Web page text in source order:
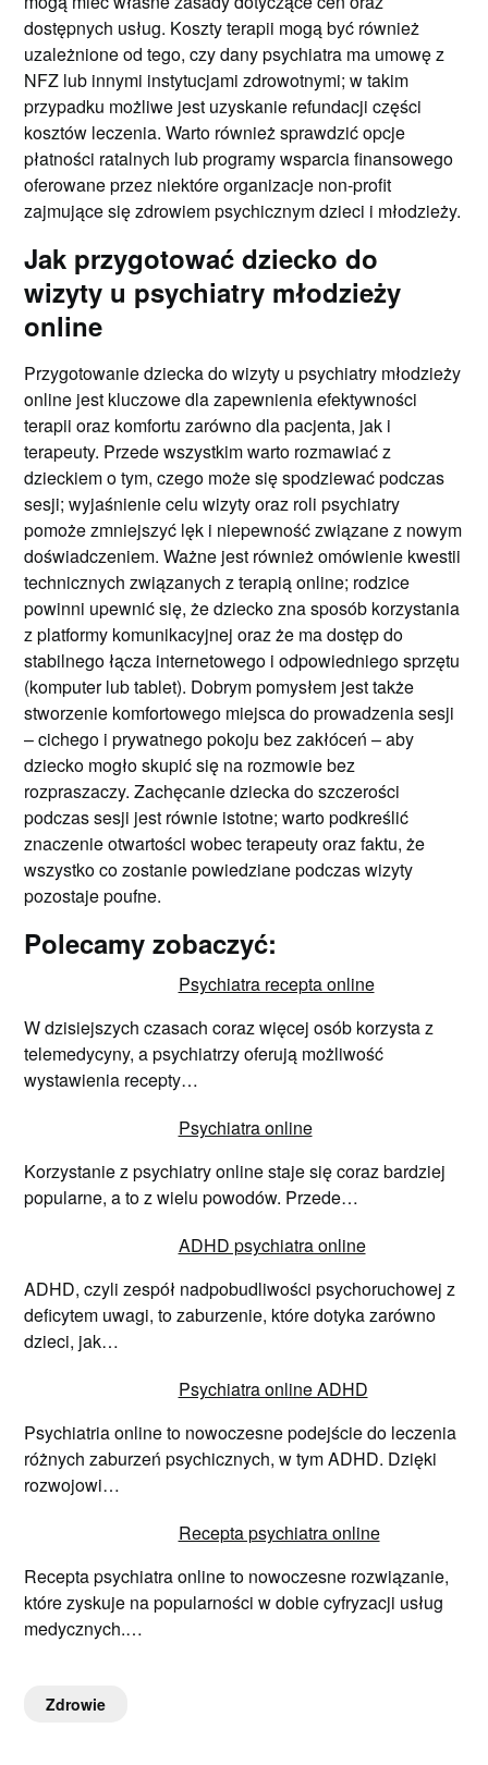
dostępnych usług. Koszty terapii mogą być również
uzależnione od tego, czy dany psychiatra ma umowę z
NFZ lub innymi instytucjami zdrowotnymi; w takim
przypadku możliwe jest uzyskanie refundacji części
kosztów leczenia. Warto również sprawdzić opcje
płatności ratalnych lub programy wsparcia finansowego
oferowane przez niektóre organizacje non-profit
zajmujące się zdrowiem psychicznym dzieci i młodzieży.
Jak przygotować dziecko do
wizyty u psychiatry młodzieży
online
Przygotowanie dziecka do wizyty u psychiatry młodzieży
online jest kluczowe dla zapewnienia efektywności
terapii oraz komfortu zarówno dla pacjenta, jak i
terapeuty. Przede wszystkim warto rozmawiać z
dzieckiem o tym, czego może się spodziewać podczas
sesji; wyjaśnienie celu wizyty oraz roli psychiatry
pomoże zmniejszyć lęk i niepewność związane z nowym
doświadczeniem. Ważne jest również omówienie kwestii
technicznych związanych z terapią online; rodzice
powinni upewnić się, że dziecko zna sposób korzystania
z platformy komunikacyjnej oraz że ma dostęp do
stabilnego łącza internetowego i odpowiedniego sprzętu
(komputer lub tablet). Dobrym pomysłem jest także
stworzenie komfortowego miejsca do prowadzenia sesji
– cichego i prywatnego pokoju bez zakłóceń – aby
dziecko mogło skupić się na rozmowie bez
rozpraszaczy. Zachęcanie dziecka do szczerości
podczas sesji jest równie istotne; warto podkreślić
znaczenie otwartości wobec terapeuty oraz faktu, że
wszystko co zostanie powiedziane podczas wizyty
pozostaje poufne.
Polecamy zobaczyć:
Psychiatra recepta online
W dzisiejszych czasach coraz więcej osób korzysta z
telemedycyny, a psychiatrzy oferują możliwość
wystawienia recepty…
Psychiatra online
Korzystanie z psychiatry online staje się coraz bardziej
popularne, a to z wielu powodów. Przede…
ADHD psychiatra online
ADHD, czyli zespół nadpobudliwości psychoruchowej z
deficytem uwagi, to zaburzenie, które dotyka zarówno
dzieci, jak…
Psychiatra online ADHD
Psychiatria online to nowoczesne podejście do leczenia
różnych zaburzeń psychicznych, w tym ADHD. Dzięki
rozwojowi…
Recepta psychiatra online
Recepta psychiatra online to nowoczesne rozwiązanie,
które zyskuje na popularności w dobie cyfryzacji usług
medycznych.…
Zdrowie